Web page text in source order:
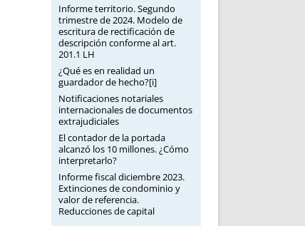
Informe territorio. Segundo
trimestre de 2024. Modelo de
escritura de rectificación de
descripción conforme al art.
201.1 LH
¿Qué es en realidad un
guardador de hecho?[i]
Notificaciones notariales
internacionales de documentos
extrajudiciales
El contador de la portada
alcanzó los 10 millones. ¿Cómo
interpretarlo?
Informe fiscal diciembre 2023.
Extinciones de condominio y
valor de referencia.
Reducciones de capital